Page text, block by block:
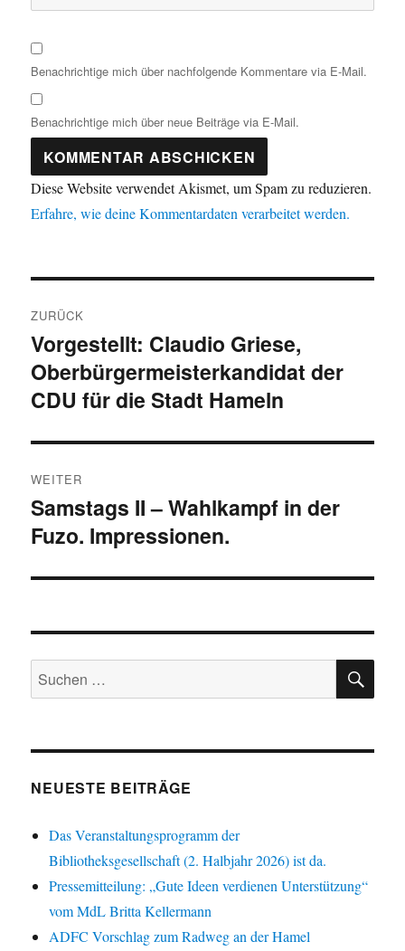
Benachrichtige mich über nachfolgende Kommentare via E-Mail.
Benachrichtige mich über neue Beiträge via E-Mail.
Diese Website verwendet Akismet, um Spam zu reduzieren.
Erfahre, wie deine Kommentardaten verarbeitet werden.
ZURÜCK
Vorheriger
Beitrag:
Vorgestellt: Claudio Griese,
Oberbürgermeisterkandidat der
CDU für die Stadt Hameln
WEITER
Nächster
Beitrag:
Samstags II – Wahlkampf in der
Fuzo. Impressionen.
Suchen
nach:
NEUESTE BEITRÄGE
Das Veranstaltungsprogramm der
Bibliotheksgesellschaft (2. Halbjahr 2026) ist da.
Pressemitteilung: „Gute Ideen verdienen Unterstützung“
vom MdL Britta Kellermann
ADFC Vorschlag zum Radweg an der Hamel